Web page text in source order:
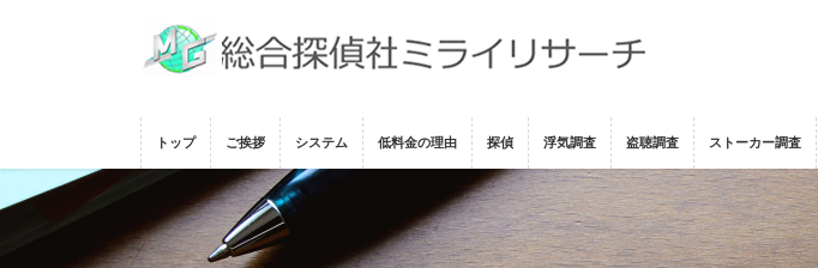
動
に
トップ ご挨拶 システム 低料金の理由 探偵 浮気調査 盗聴調査 ストーカー調査